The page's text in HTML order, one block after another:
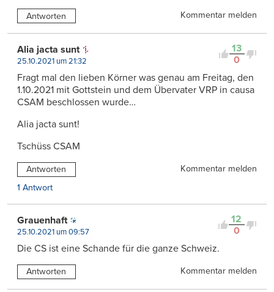
Antworten Kommentar melden
13
0
Alia jacta sunt
25.10.2021 um 21:32
Fragt mal den lieben Körner was genau am Freitag, den
1.10.2021 mit Gottstein und dem Übervater VRP in causa
CSAM beschlossen wurde…
Alia jacta sunt!
Tschüss CSAM
Antworten
Kommentar melden
1 Antwort
12
0
Grauenhaft
25.10.2021 um 09:57
Die CS ist eine Schande für die ganze Schweiz.
Antworten Kommentar melden